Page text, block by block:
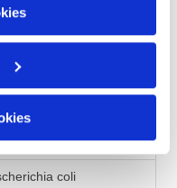
de Cookies
productos
992539
Liofilizado
coli